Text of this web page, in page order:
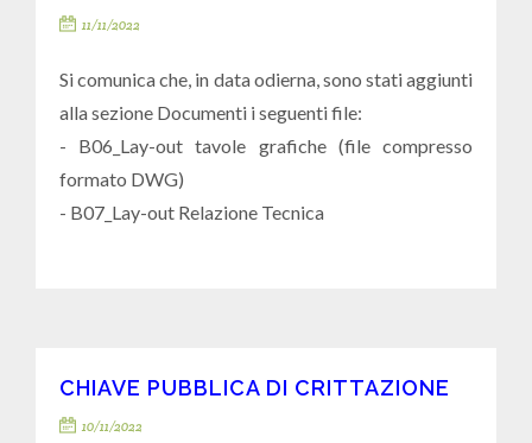
11/11/2022
Si comunica che, in data odierna, sono stati aggiunti
alla sezione Documenti i seguenti file:
- B06_Lay-out tavole grafiche (file compresso
formato DWG)
- B07_Lay-out Relazione Tecnica
CHIAVE PUBBLICA DI CRITTAZIONE
10/11/2022